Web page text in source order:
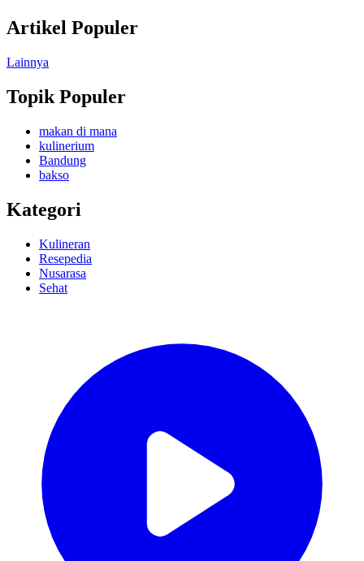
Artikel Populer
Lainnya
Topik Populer
makan di mana
kulinerium
Bandung
bakso
Kategori
Kulineran
Resepedia
Nusarasa
Sehat